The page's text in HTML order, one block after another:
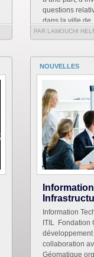
questions
dans la ville de
PAR LAMOUCHI
NOUVELLES
Information
ITIL Fondation
collaboration
Géomatique